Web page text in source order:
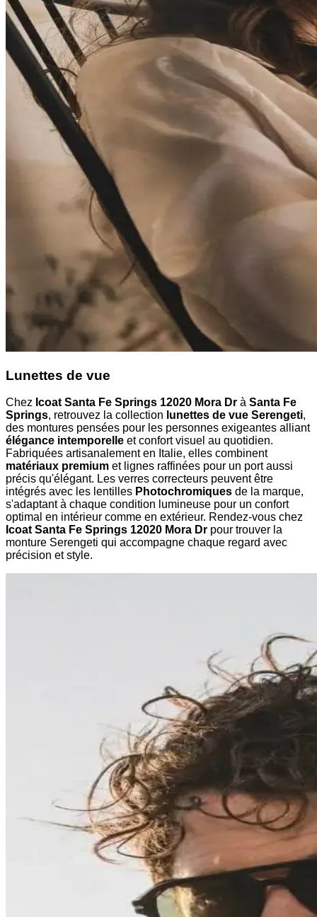
Lunettes de vue
Chez Icoat Santa Fe Springs 12020 Mora Dr à Santa Fe
Springs, retrouvez la collection lunettes de vue Serengeti,
des montures pensées pour les personnes exigeantes alliant
élégance intemporelle et confort visuel au quotidien.
Fabriquées artisanalement en Italie, elles combinent
matériaux premium et lignes raffinées pour un port aussi
précis qu'élégant. Les verres correcteurs peuvent être
intégrés avec les lentilles Photochromiques de la marque,
s'adaptant à chaque condition lumineuse pour un confort
optimal en intérieur comme en extérieur. Rendez-vous chez
Icoat Santa Fe Springs 12020 Mora Dr pour trouver la
monture Serengeti qui accompagne chaque regard avec
précision et style.